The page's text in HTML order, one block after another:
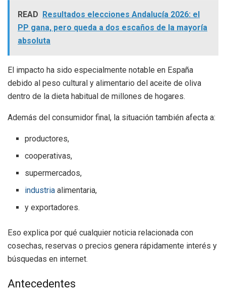
READ Resultados elecciones Andalucía 2026: el
PP gana, pero queda a dos escaños de la mayoría
absoluta
El impacto ha sido especialmente notable en España
debido al peso cultural y alimentario del aceite de oliva
dentro de la dieta habitual de millones de hogares.
Además del consumidor final, la situación también afecta a:
productores,
cooperativas,
supermercados,
industria alimentaria,
y exportadores.
Eso explica por qué cualquier noticia relacionada con
cosechas, reservas o precios genera rápidamente interés y
búsquedas en internet.
Antecedentes